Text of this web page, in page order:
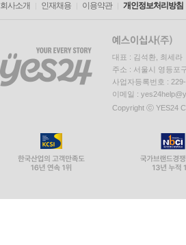
회사소개 인재채용 이용약관 개인정보처리방침
대표 : 김석환, 최세라
주소 : 서울시 영등포
사업자등록번호 :
이메일 :
Copyright ⓒ YES24